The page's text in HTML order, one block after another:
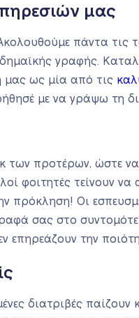
μας
πάντα τις
γραφής.
μας ως μία από τις
με να γράψω τη
των προτέρων, ώστε
φοιτητές τείνουν
πρόκληση! Οι
σας στο
επηρεάζουν την
διατριβές παίζουν